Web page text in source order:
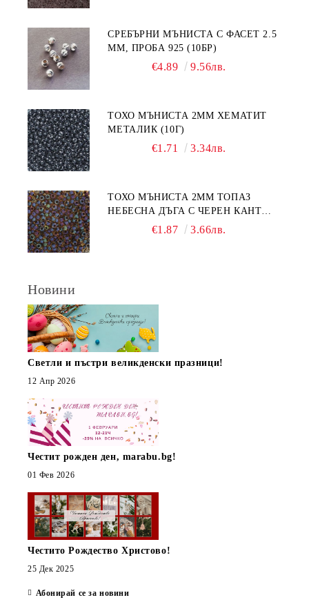
СРЕБЪРНИ МЪНИСТА С ФАСЕТ 2.5
ММ, ПРОБА 925 (10БР)
€4.89 9.56лв.
ТОХО МЪНИСТА 2ММ ХЕМАТИТ
МЕТАЛИК (10Г)
€1.71 3.34лв.
ТОХО МЪНИСТА 2ММ ТОПАЗ
НЕБЕСНА ДЪГА С ЧЕРЕН КАНТ
€1.87 3.66лв.
Новини
Светли и пъстри великденски празници!
12 Апр 2026
Честит рожден ден, marabu.bg!
01 Фев 2026
Честито Рождество Христово!
25 Дек 2025
Абонирай се за новини